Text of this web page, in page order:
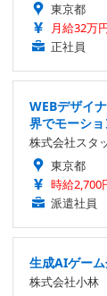
東京都
月給32万
正社員
WEBデザイ
界でモーシ
株式会社スタ
東京都
時給2,700
派遣社員
生成AIゲー
株式会社小林